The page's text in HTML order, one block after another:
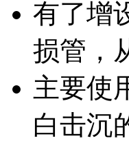
有了增
损管，
主要使
白击沉